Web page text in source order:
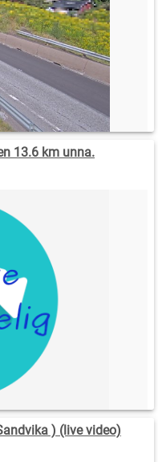
13.6 km unna.
) (live video)